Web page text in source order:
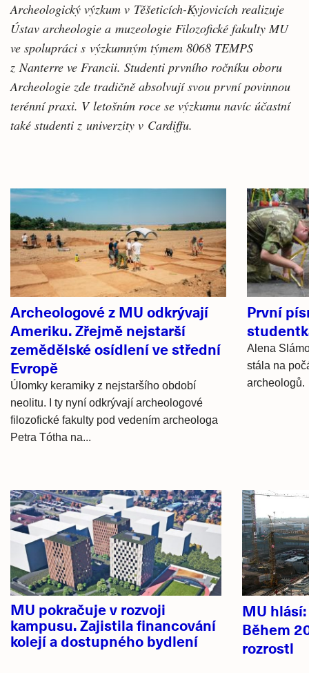
Archeologický výzkum v Těšeticích-Kyjovicích realizuje
Ústav archeologie a muzeologie Filozofické fakulty MU
ve spolupráci s výzkumným týmem 8068 TEMPS
z Nanterre ve Francii. Studenti prvního ročníku oboru
Archeologie zde tradičně absolvují svou první povinnou
terénní praxi. V letošním roce se výzkumu navíc účastní
také studenti z univerzity v Cardiffu.
Související
články
Archeologové z MU odkrývají
Ameriku. Zřejmě nejstarší
zemědělské osídlení ve střední
Evropě
Úlomky keramiky z nejstaršího období
neolitu. I ty nyní odkrývají archeologové
filozofické fakulty pod vedením archeologa
Petra Tótha na...
První
Alena
stála na
archeologů.
Hlavní
novinky
MU pokračuje v rozvoji
kampusu. Zajistila financování
kolejí a dostupného bydlení
MU
Během
rozrostl